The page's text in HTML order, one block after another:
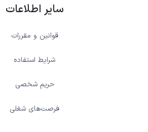
سایر اطلاعات
قوانین و مقررات
شرایط استفاده
حریم شخصی
فرصت‌های شغلی